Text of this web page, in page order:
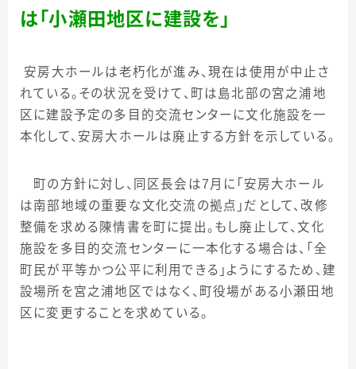
は「小瀬田地区に建設を」
安房大ホールは老朽化が進み、現在は使用が中止さ
れている。その状況を受けて、町は島北部の宮之浦地
区に建設予定の多目的交流センターに文化施設を一
本化して、安房大ホールは廃止する方針を示している。
町の方針に対し、同区長会は7 月に「安房大ホール
は南部地域の重要な文化交流の拠点」だとして、改修
整備を求める陳情書を町に提出。もし廃止して、文化
施設を多目的交流センターに一本化する場合は、「全
町民が平等かつ公平に利用できる」ようにするため、建
設場所を宮之浦地区ではなく、町役場がある小瀬田地
区に変更することを求めている。